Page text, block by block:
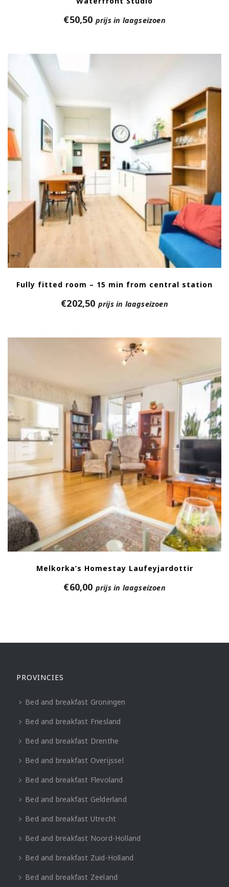
€50,50 prijs in laagseizoen
Fully fitted room – 15 min from central station
€202,50 prijs in laagseizoen
Melkorka’s Homestay Laufeyjardottir
€60,00 prijs in laagseizoen
PROVINCIES
Bed and breakfast Groningen
Bed and breakfast Friesland
Bed and breakfast Drenthe
Bed and breakfast Overijssel
Bed and breakfast Flevoland
Bed and breakfast Gelderland
Bed and breakfast Utrecht
Bed and breakfast Noord-Holland
Bed and breakfast Zuid-Holland
Bed and breakfast Zeeland